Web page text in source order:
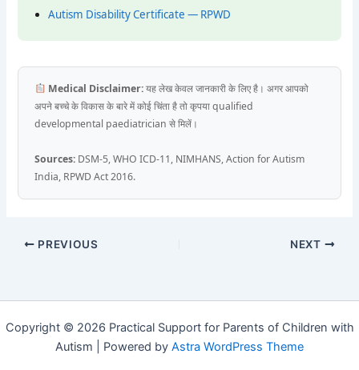
Autism Disability Certificate — RPWD
Medical Disclaimer:यह लेख केवल जानकारी के लिए है। अगर आपको
अपने बच्चे के विकास के बारे में कोई चिंता है तो कृपया qualified
developmental paediatrician से मिलें।
Sources: DSM-5, WHO ICD-11, NIMHANS, Action for Autism
India, RPWD Act 2016.
PREVIOUS NEXT
Copyright © 2026 Practical Support for Parents of Children with
Autism | Powered by Astra WordPress Theme